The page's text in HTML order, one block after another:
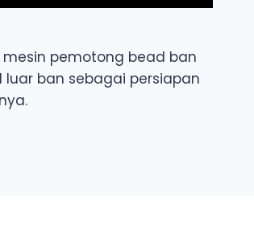
mesin pemotong bead ban
ban sebagai persiapan